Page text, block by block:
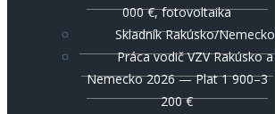
000 €, fotovoltaika
Skladník Rakúsko/Nemecko
Práca vodič VZV Rakúsko a
Nemecko 2026 — Plat 1 900–3
200 €